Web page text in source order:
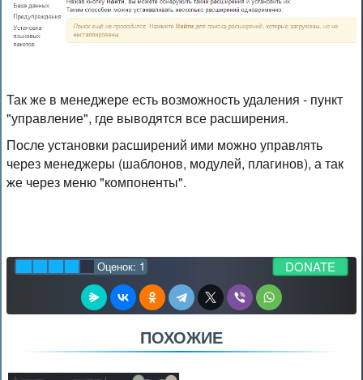
Так же в менеджере есть возможность удаления - пункт
"управление", где выводятся все расширения.
После установки расширений ими можно управлять
через менеджеры (шаблонов, модулей, плагинов), а так
же через меню "компоненты".
Оценок: 1 DONATE
ПОХОЖИЕ